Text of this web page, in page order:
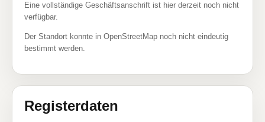
Eine vollständige Geschäftsanschrift ist hier derzeit noch nicht
verfügbar.
Der Standort konnte in OpenStreetMap noch nicht eindeutig
bestimmt werden.
Registerdaten